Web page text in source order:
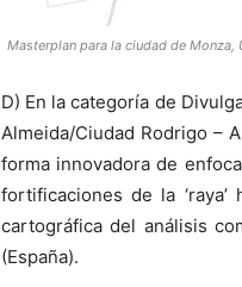
Masterplan para la ciudad de Monza,
D) En la categoría de
Almeida/Ciudad Rodrigo –
forma innovadora de
fortificaciones de la
cartográfica del análisis
(España).